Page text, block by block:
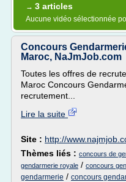
→ 3 articles
Aucune vidéo sélectionnée
Concours
Maroc, NaJmJob.com
Toutes les offres de
Maroc Concours
recrutement...
Lire la suite
Site : http://
Thèmes liés : concours de
gendarmerie royale / concours
gendarmerie / concours